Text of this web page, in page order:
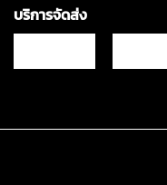
บริการจัดส่ง